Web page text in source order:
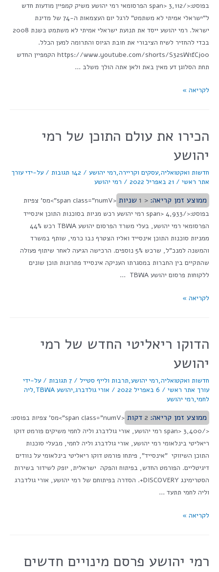
בפוסט:</span> 3,112 הפרסומאי רמי יהושע משיק קמפיין מודעות חדש
ל"ישראלי אמיתי לא משתמט" לרגל יום העצמאות ה-74 של מדינת
ישראל. רמי יהושע ייסד את תנועת ישראלי אמיתי לא משתמט בשנת 2008
בכדי להחזיר לשיח הציבורי את חובת הגיוס והתרומה למען הכלל.
https://www.youtube.com/shorts/S32sW1fCj00 הקמפיין החדש
תחת הסלוגן דע מאין באת ולאן אתה הולך משלב …
לקריאה »
הכירו את עולם התוכן של רמי
יהושע
חדשות ואקטואליה,עסקים וקריירה,רמי יהושע / 142 תגובות / על-ידי עורך
אתר ראשי / 21 באפריל 2022 / רמי יהושע
ממוצע זמן קריאה: < 1 שניות
<span class="numV">מס' צפיות
בפוסט:</span> 4,933 רמי יהושע רכש מניות בסוכנות התוכן אינסייד
הפרסומאי רמי יהושע, בעלי משרד הפרסום יהושע TBWA רכש 44%
ממניות סוכנות התוכן אינסייד ואליו הצטרף נבו כרמי, שותף במשרד
והמשנה למנכ"ל, שרכש 5% נוספים. הרכישה הגיעה לאחר שיתוף פעולה
שהתקיים בין החברות במסגרתו העניקה אינסייד פתרונות תוכן שונים
ללקוחות פרסום יהושע TBWA …
לקריאה »
הדוקו ריאליטי החדש של רמי
יהושע
חדשות ואקטואליה,רמי יהושע,תרבות ולייף סטייל / 7 תגובות
/ על-ידי
עורך אתר ראשי / 6 באפריל 2022 / אורי גולדברג,יהושע TBWA ,ליה
לחמי,רמי יהושע
ממוצע זמן קריאה: 2 דקות
<span class="numV">מס' צפיות בפוסט:
</span> 3,400 רמי יהושע, אורי גולדברג וליה לחמי משיקים פורמט דוקו
ריאליטי בינלאומי רמי יהושע, אורי גולדברג וליה לחמי, מבעלי סוכנות
התוכן השיווקי "אינסייד", פיתחו פורמט דוקו ריאליטי בינלאומי על נוודים
דיגיטליים. הפורמט החדש, בפיתוח והפקה ישראלית, יופק לשידור בשירות
הסטרימינג DISCOVERY+. הסדרה בפיתוחם של רמי יהושע, אורי גולדברג
וליה לחמי תתעד …
לקריאה »
רמי יהושע פרסם מינויים חדשים